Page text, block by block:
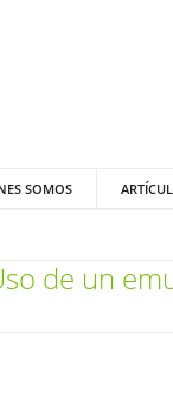
SOMOS
de un